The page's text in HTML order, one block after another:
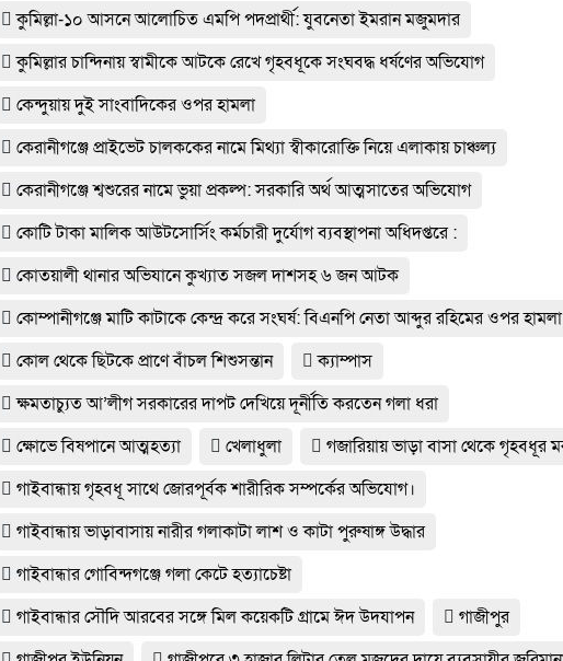
কুমিল্লা-১০ আসনে আলোচিত এমপি পদপ্রার্থী: যুবনেতা ইমরান মজুমদার
কুমিল্লার চান্দিনায় স্বামীকে আটকে রেখে গৃহবধূকে সংঘবদ্ধ ধর্ষণের অভিযোগ
কেন্দুয়ায় দুই সাংবাদিকের ওপর হামলা
কেরানীগঞ্জে প্রাইভেট চালককের নামে মিথ্যা স্বীকারোক্তি নিয়ে এলাকায় চাঞ্চল্য
কেরানীগঞ্জে শ্বশুরের নামে ভুয়া প্রকল্প: সরকারি অর্থ আত্মসাতের অভিযোগ
কোটি টাকা মালিক আউটসোর্সিং কর্মচারী দুর্যোগ ব্যবস্থাপনা অধিদপ্তরে :
কোতয়ালী থানার অভিযানে কুখ্যাত সজল দাশসহ ৬ জন আটক
কোম্পানীগঞ্জে মাটি কাটাকে কেন্দ্র করে সংঘর্ষ: বিএনপি নেতা আব্দুর রহিমের ওপর হামলা
কোল থেকে ছিটকে প্রাণে বাঁচল শিশুসন্তান
ক্যাম্পাস
ক্ষমতাচ্যুত আ’লীগ সরকারের দাপট দেখিয়ে দূর্নীতি করতেন গলা ধরা
ক্ষোভে বিষপানে আত্মহত্যা
খেলাধুলা
গজারিয়ায় ভাড়া বাসা থেকে গৃহবধূর
গাইবান্ধায় গৃহবধূ সাথে জোরপূর্বক শারীরিক সম্পর্কের অভিযোগ।
গাইবান্ধায় ভাড়াবাসায় নারীর গলাকাটা লাশ ও কাটা পুরুষাঙ্গ উদ্ধার
গাইবান্ধার গোবিন্দগঞ্জে গলা কেটে হত্যাচেষ্টা
গাইবান্ধার সৌদি আরবের সঙ্গে মিল কয়েকটি গ্রামে ঈদ উদযাপন
গাজীপুর